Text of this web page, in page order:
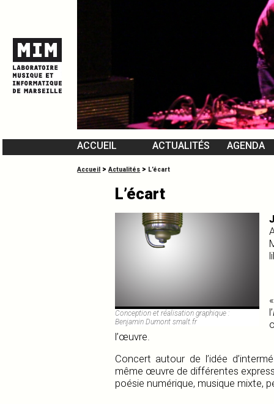
ACCUEIL
ACTUALITÉS AGENDA
Accueil >Actualités > L’écart
L’écart
Conception et réalisation graphique :
Benjamin Dumont smalt.fr
l’
l’œuvre.
Concert autour de l’idée
même œuvre de différentes
poésie numérique, musique mixte,